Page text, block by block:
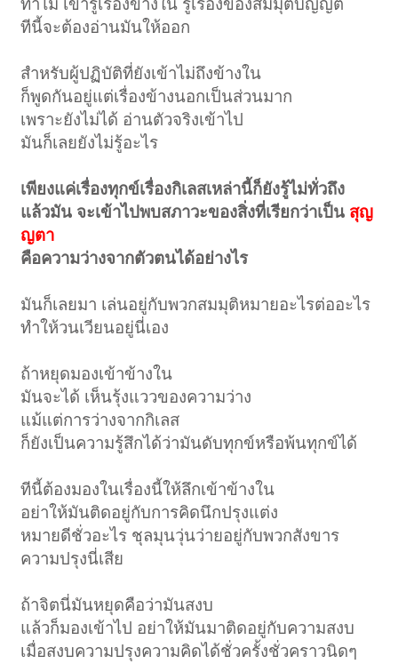
ทำไม เขารู้เรื่องข้างใน รู้เรื่องของสมมุติบัญญัติ
ทีนี้จะต้องอ่านมันให้ออก
สำหรับผู้ปฏิบัติที่ยังเข้าไม่ถึงข้างใน
ก็พูดกันอยู่แต่เรื่องข้างนอกเป็นส่วนมาก
เพราะยังไม่ได้ อ่านตัวจริงเข้าไป
มันก็เลยยังไม่รู้อะไร
เพียงแค่เรื่องทุกข์เรื่องกิเลสเหล่านี้ก็ยังรู้ไม่ทั่วถึง
แล้วมัน จะเข้าไปพบสภาวะของสิ่งที่เรียกว่าเป็น สุญ
ญตา
คือความว่างจากตัวตนได้อย่างไร
มันก็เลยมา เล่นอยู่กับพวกสมมุติหมายอะไรต่ออะไร
ทำให้วนเวียนอยู่นี่เอง
ถ้าหยุดมองเข้าข้างใน
มันจะได้ เห็นรุ้งแววของความว่าง
แม้แต่การว่างจากกิเลส
ก็ยังเป็นความรู้สึกได้ว่ามันดับทุกข์หรือพ้นทุกข์ได้
ทีนี้ต้องมองในเรื่องนี้ให้ลึกเข้าข้างใน
อย่าให้มันติดอยู่กับการคิดนึกปรุงแต่ง
หมายดีชั่วอะไร ชุลมุนวุ่นว่ายอยู่กับพวกสังขาร
ความปรุงนี่เสีย
ถ้าจิตนี่มันหยุดคือว่ามันสงบ
แล้วก็มองเข้าไป อย่าให้มันมาติดอยู่กับความสงบ
เมื่อสงบความปรุงความคิดได้ชั่วครั้งชั่วคราวนิดๆ